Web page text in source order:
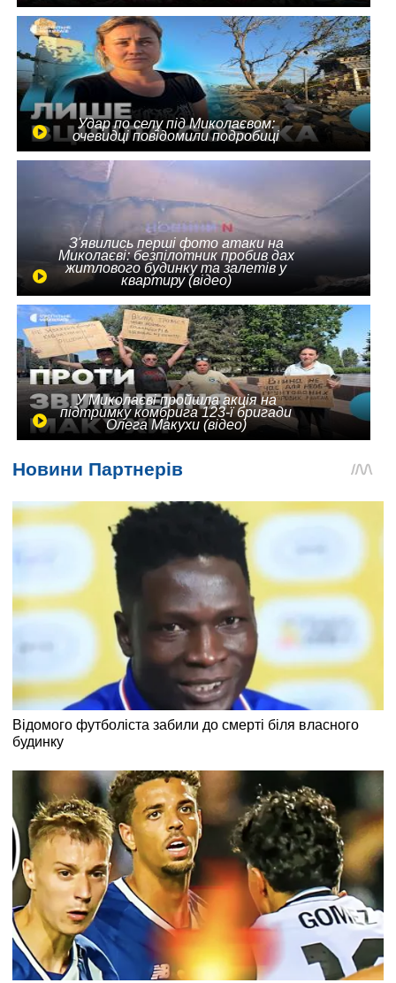
Удар по селу під Миколаєвом:
очевидці повідомили подробиці
З'явились перші фото атаки на
Миколаєві: безпілотник пробив дах
житлового будинку та залетів у
квартиру (відео)
У Миколаєві пройшла акція на
підтримку комбрига 123-ї бригади
Олега Макухи (відео)